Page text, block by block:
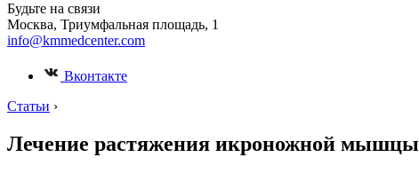
Будьте на связи
Москва, Триумфальная площадь, 1
info@kmmedcenter.com
Вконтакте
Статьи ›
Лечение растяжения икроножной мышцы